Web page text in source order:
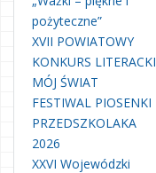
pożyteczne”
XVII POWIATOWY
KONKURS LITERACKI
MÓJ ŚWIAT
FESTIWAL PIOSENKI
PRZEDSZKOLAKA
2026
XXVI Wojewódzki